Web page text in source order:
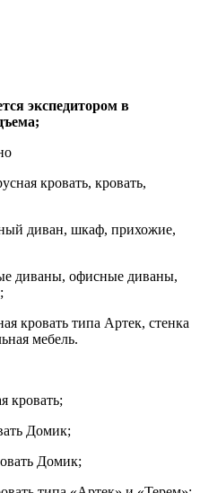
экспедитором в
кровать, кровать,
диван, шкаф, прихожие,
диваны, офисные диваны,
кровать типа Артек, стенка
мебель.
кровать;
Домик;
Домик;